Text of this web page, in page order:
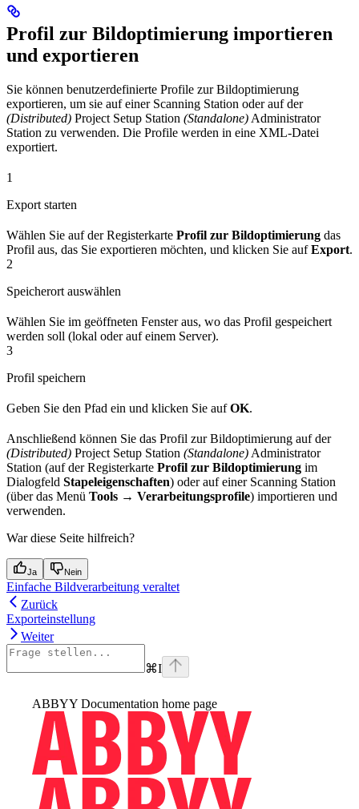
Profil zur Bildoptimierung importieren
und exportieren
Sie können benutzerdefinierte Profile zur Bildoptimierung
exportieren, um sie auf einer Scanning Station oder auf der
(Distributed) Project Setup Station (Standalone) Administrator
Station zu verwenden. Die Profile werden in eine XML-Datei
exportiert.
1
Export starten
Wählen Sie auf der Registerkarte Profil zur Bildoptimierung das
Profil aus, das Sie exportieren möchten, und klicken Sie aufExport.
2
Speicherort auswählen
Wählen Sie im geöffneten Fenster aus, wo das Profil gespeichert
werden soll (lokal oder auf einem Server).
3
Profil speichern
Geben Sie den Pfad ein und klicken Sie aufOK.
Anschließend können Sie das Profil zur Bildoptimierung auf der
(Distributed) Project Setup Station (Standalone) Administrator
Station (auf der Registerkarte Profil zur Bildoptimierung im
Dialogfeld Stapeleigenschaften) oder auf einer Scanning Station
(über das Menü Tools → Verarbeitungsprofile) importieren und
verwenden.
War diese Seite hilfreich?
Ja Nein
Einfache Bildverarbeitung veraltet
Zurück
Exporteinstellung
Weiter
⌘I
ABBYY Documentation home page